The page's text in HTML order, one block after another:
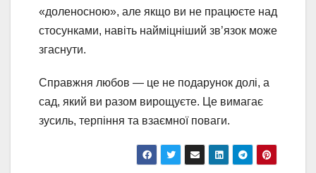
«доленосною», але якщо ви не працюєте над
стосунками, навіть найміцніший зв’язок може
згаснути.
Справжня любов — це не подарунок долі, а
сад, який ви разом вирощуєте. Це вимагає
зусиль, терпіння та взаємної поваги.